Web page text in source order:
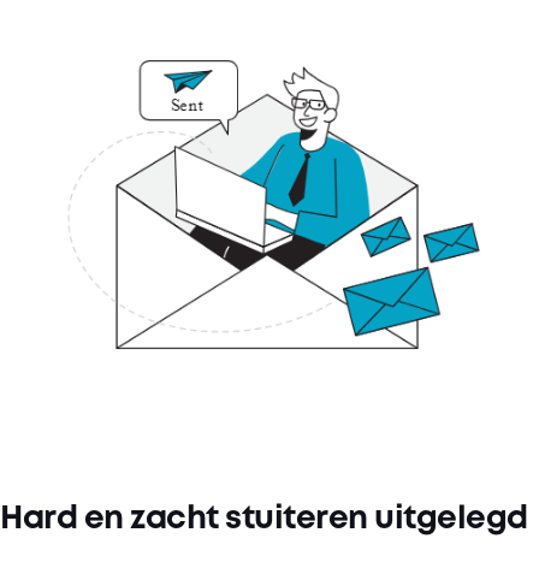
Hard en zacht stuiteren uitgelegd